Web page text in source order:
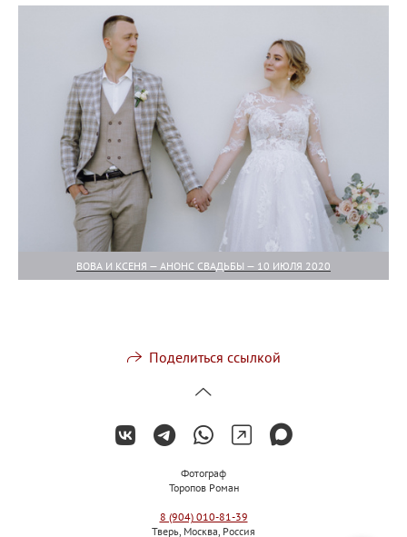
ВОВА И КСЕНЯ — АНОНС СВАДЬБЫ — 10 ИЮЛЯ 2020
Поделиться ссылкой
Фотограф
Торопов Роман
8 (904) 010-81-39
Тверь, Москва, Россия